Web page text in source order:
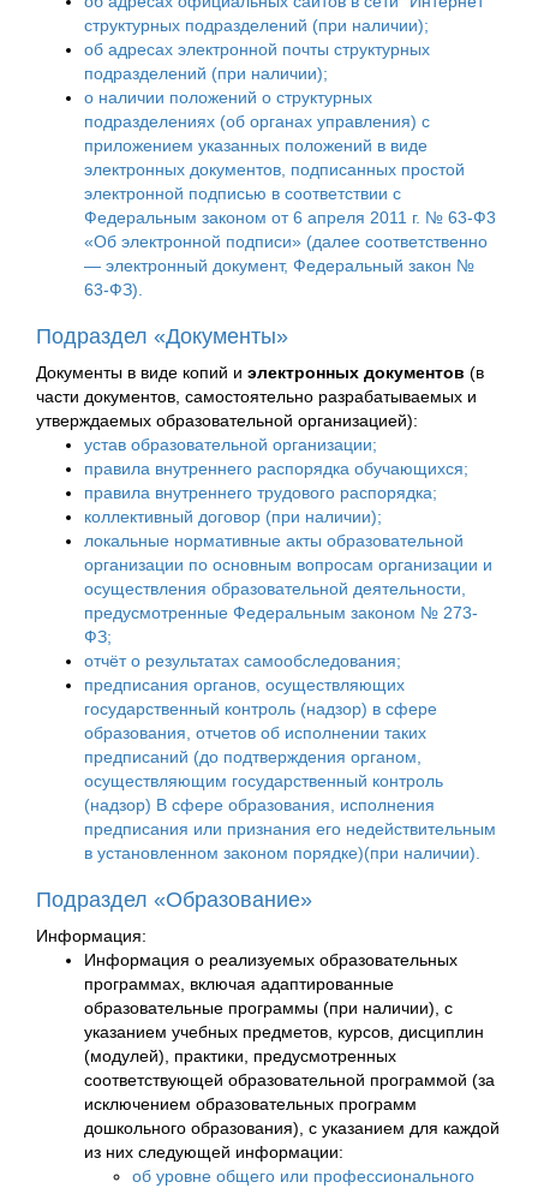
структурных подразделений (при наличии);
об адресах электронной почты структурных
подразделений (при наличии);
о наличии положений о структурных
подразделениях (об органах управления) с
приложением указанных положений в виде
электронных документов, подписанных простой
электронной подписью в соответствии с
Федеральным законом от 6 апреля 2011 г. № 63-Ф3
«Об электронной подписи» (далее соответственно
— электронный документ, Федеральный закон №
63-ФЗ).
Подраздел «Документы»
Документы в виде копий и электронных документов (в
части документов, самостоятельно разрабатываемых и
утверждаемых образовательной организацией):
устав образовательной организации;
правила внутреннего распорядка обучающихся;
правила внутреннего трудового распорядка;
коллективный договор (при наличии);
локальные нормативные акты образовательной
организации по основным вопросам организации и
осуществления образовательной деятельности,
предусмотренные Федеральным законом № 273-
ФЗ;
отчёт о результатах самообследования;
предписания органов, осуществляющих
государственный контроль (надзор) в сфере
образования, отчетов об исполнении таких
предписаний (до подтверждения органом,
осуществляющим государственный контроль
(надзор) B сфере образования, исполнения
предписания или признания его недействительным
в установленном законом порядке)(при наличии).
Подраздел «Образование»
Информация:
Информация о реализуемых образовательных
программах, включая адаптированные
образовательные программы (при наличии), с
указанием учебных предметов, курсов, дисциплин
(модулей), практики, предусмотренных
соответствующей образовательной программой (за
исключением образовательных программ
дошкольного образования), с указанием для каждой
из них следующей информации:
об уровне общего или профессионального